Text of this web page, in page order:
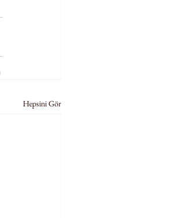
Hepsini Gör